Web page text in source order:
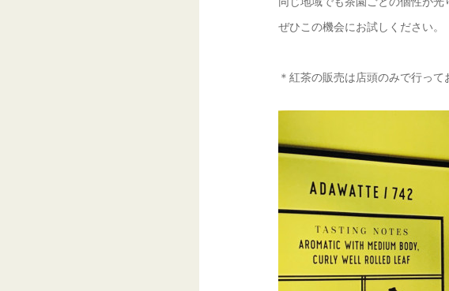
ぜひこの機会にお試しください。
＊紅茶の販売は店頭のみで行って